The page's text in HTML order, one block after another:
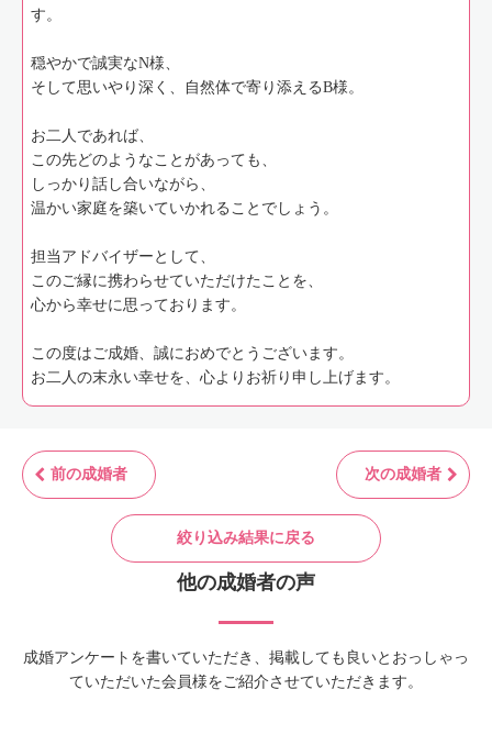
す。
穏やかで誠実なN様、
そして思いやり深く、自然体で寄り添えるB様。
お二人であれば、
この先どのようなことがあっても、
しっかり話し合いながら、
温かい家庭を築いていかれることでしょう。
担当アドバイザーとして、
このご縁に携わらせていただけたことを、
心から幸せに思っております。
この度はご成婚、誠におめでとうございます。
お二人の末永い幸せを、心よりお祈り申し上げます。
前の成婚者 次の成婚者
絞り込み結果に戻る
他の成婚者の声
成婚アンケートを書いていただき、掲載しても良いとおっしゃっ
ていただいた会員様をご紹介させていただきます。